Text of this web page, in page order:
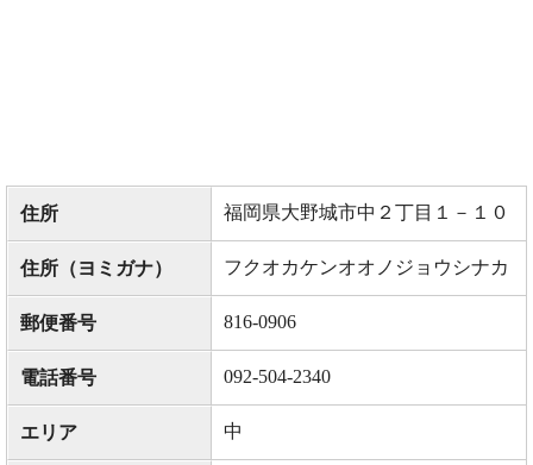
住所 福岡県大野城市中２丁目１－１０
住所（ヨミガナ） フクオカケンオオノジョウシナカ
郵便番号 816-0906
電話番号 092-504-2340
エリア 中